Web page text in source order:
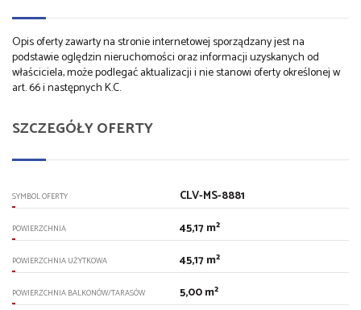
Opis oferty zawarty na stronie internetowej sporządzany jest na
podstawie oględzin nieruchomości oraz informacji uzyskanych od
właściciela, może podlegać aktualizacji i nie stanowi oferty określonej w
art. 66 i następnych K.C.
SZCZEGÓŁY OFERTY
SYMBOL OFERTY CLV-MS-8881
POWIERZCHNIA 45,17 m²
POWIERZCHNIA UŻYTKOWA 45,17 m²
POWIERZCHNIA BALKONÓW/TARASÓW 5,00 m²